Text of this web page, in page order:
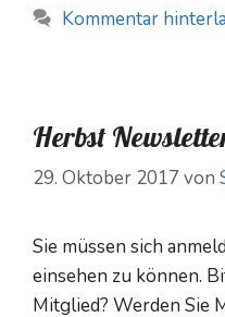
Kommentar
Herbst
29. Oktober 2017 von
Sie müssen sich
einsehen zu können.
Mitglied? Werden Sie